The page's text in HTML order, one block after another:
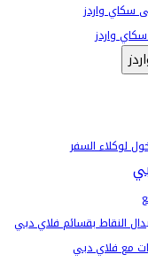
سكاي واردز
واردز
لوكلاء السفر
النقاط بقسائم فلاي دبي
مع فلاي دبي